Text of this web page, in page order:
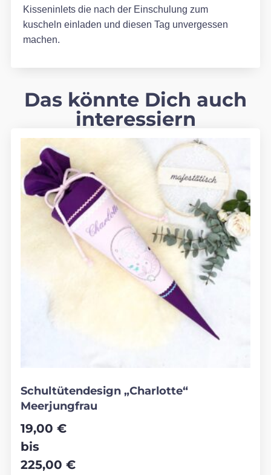
Kisseninlets die nach der Einschulung zum
kuscheln einladen und diesen Tag unvergessen
machen.
Das könnte Dich auch
interessiern
Schultütendesign „Charlotte“
Meerjungfrau
19,00 €
bis
225,00 €